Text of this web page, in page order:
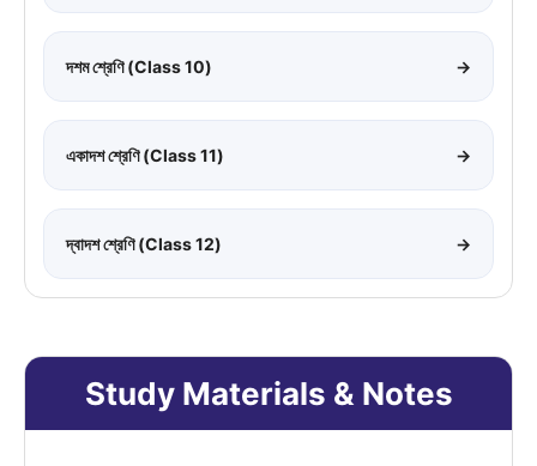
দশম শ্রেণি (Class 10) →
একাদশ শ্রেণি (Class 11) →
দ্বাদশ শ্রেণি (Class 12) →
Study Materials & Notes